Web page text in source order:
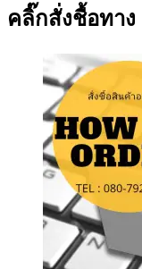
คลิ๊กสั่งชื้อทา